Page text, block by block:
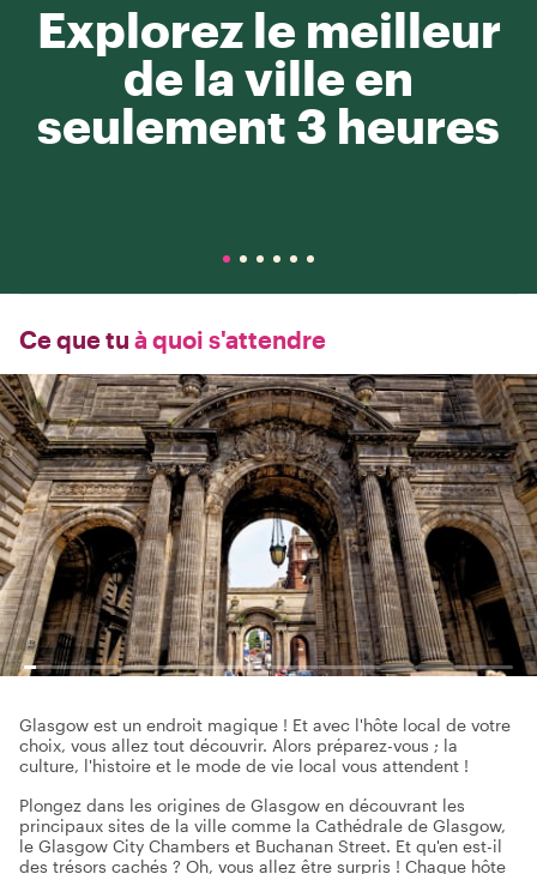
Explorez le meilleur
de la ville en
seulement 3 heures
Ce que tu à quoi s'attendre
Glasgow est un endroit magique ! Et avec l'hôte local de votre
choix, vous allez tout découvrir. Alors préparez-vous ; la
culture, l'histoire et le mode de vie local vous attendent !
Plongez dans les origines de Glasgow en découvrant les
principaux sites de la ville comme la Cathédrale de Glasgow,
le Glasgow City Chambers et Buchanan Street. Et qu'en est-il
des trésors cachés ? Oh, vous allez être surpris ! Chaque hôte